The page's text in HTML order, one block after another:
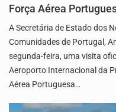
Força Aérea
A Secretária de Estado dos
Comunidades de Portugal,
segunda-feira, uma visita
Aeroporto Internacional da
Aérea Portuguesa…